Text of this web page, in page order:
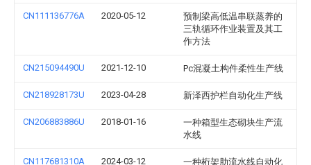
CN111136776A 2020-05-12
预制梁高低温串联蒸养的
三轨循环作业装置及其工
作方法
CN215094490U 2021-12-10 Pc混凝土构件柔性生产线
CN218928173U 2023-04-28 新泽西护栏自动化生产线
CN206883886U 2018-01-16
一种箱型生态砌块生产流
水线
CN117681310A 2024-03-12
一种桁架肋流水线自动化